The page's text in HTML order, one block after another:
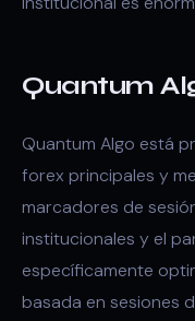
Quantum
Quantum Algo está
forex principales y
marcadores de
institucionales y el
específicamente
basada en sesiones